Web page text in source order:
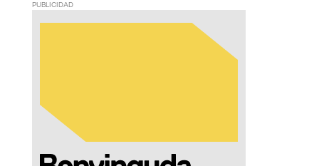
PUBLICIDAD